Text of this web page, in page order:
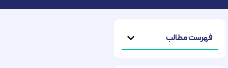
فهرست مطالب